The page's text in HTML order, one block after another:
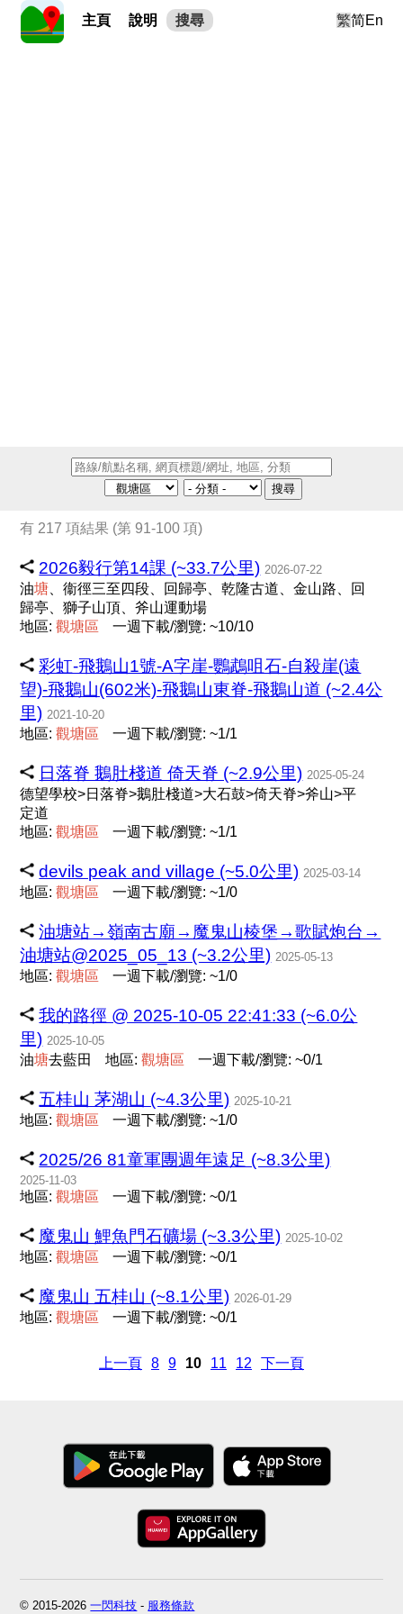
主頁 說明 搜尋 繁简En
搜尋
有 217 項結果 (第 91-100 項)
2026毅行第14課 (~33.7公里) 2026-07-22
油塘 、衞徑三至四段、回歸亭、乾隆古道、金山路、回
歸亭、獅子山頂、斧山運動場
地區:觀塘區 一週下載/瀏覽: ~10/10
彩虹-飛鵝山1號-A字崖-鸚鵡咀石-自殺崖(遠
望)-飛鵝山(602米)-飛鵝山東脊-飛鵝山道 (~2.4公
里) 2021-10-20
地區:觀塘區 一週下載/瀏覽: ~1/1
日落脊 鵝肚棧道 倚天脊 (~2.9公里) 2025-05-24
德望學校>日落脊>鵝肚棧道>大石鼓>倚天脊>斧山>平
定道
地區:觀塘區 一週下載/瀏覽: ~1/1
devils peak and village (~5.0公里) 2025-03-14
地區:觀塘區 一週下載/瀏覽: ~1/0
油塘站→嶺南古廟→魔鬼山棱堡→歌賦炮台→
油塘站@2025_05_13 (~3.2公里) 2025-05-13
地區:觀塘區 一週下載/瀏覽: ~1/0
我的路徑 @ 2025-10-05 22:41:33 (~6.0公
里) 2025-10-05
油塘去藍田 地區:觀塘區 一週下載/瀏覽: ~0/1
五桂山 茅湖山 (~4.3公里) 2025-10-21
地區:觀塘區 一週下載/瀏覽: ~1/0
2025/26 81童軍團週年遠足 (~8.3公里)
2025-11-03
地區:觀塘區 一週下載/瀏覽: ~0/1
魔鬼山 鯉魚門石礦場 (~3.3公里) 2025-10-02
地區:觀塘區 一週下載/瀏覽: ~0/1
魔鬼山 五桂山 (~8.1公里) 2026-01-29
地區:觀塘區 一週下載/瀏覽: ~0/1
上一頁 8 9 10 11 12 下一頁
© 2015-2026一閃科技 - 服務條款